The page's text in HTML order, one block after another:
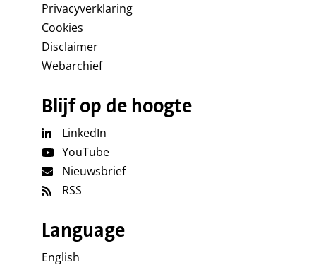
Privacyverklaring
Cookies
Disclaimer
Webarchief
Blijf op de hoogte
LinkedIn
YouTube
Nieuwsbrief
RSS
Language
English